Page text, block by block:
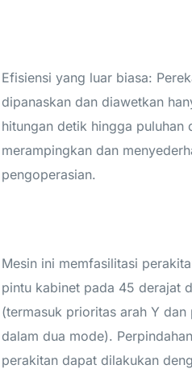
Efisiensi yang luar biasa:
dipanaskan dan diawetkan
hitungan detik hingga puluhan
merampingkan dan
pengoperasian.
Mesin ini memfasilitasi
pintu kabinet pada 45 derajat
(termasuk prioritas arah Y dan
dalam dua mode).
perakitan dapat dilakukan